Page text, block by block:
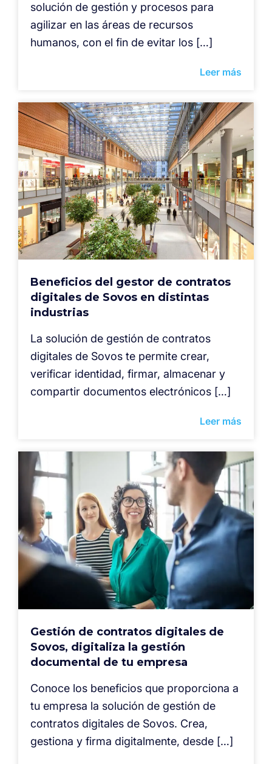
solución de gestión y procesos para
agilizar en las áreas de recursos
humanos, con el fin de evitar los […]
Leer más
Beneficios del gestor de contratos
digitales de Sovos en distintas
industrias
La solución de gestión de contratos
digitales de Sovos te permite crear,
verificar identidad, firmar, almacenar y
compartir documentos electrónicos […]
Leer más
Gestión de contratos digitales de
Sovos, digitaliza la gestión
documental de tu empresa
Conoce los beneficios que proporciona a
tu empresa la solución de gestión de
contratos digitales de Sovos. Crea,
gestiona y firma digitalmente, desde […]